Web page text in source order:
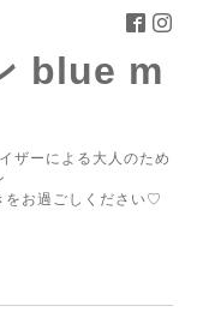
blue m
ザーによる大人のため
をお過ごしください♡